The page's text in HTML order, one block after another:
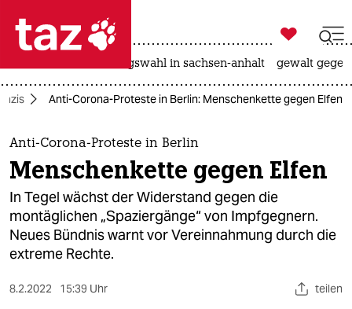
 taz zahl ich
taz zahl ich
themen
politik
öko
gesellschaft
kultur

taz zahl ich
landtagswahl in sachsen-anhalt gewalt
Anti-Corona-Proteste in Berlin: Menschenkette gegen Elfen
Anti-Corona-Proteste in Berlin
Menschenkette gegen Elfen
In Tegel wächst der Widerstand gegen die
montäglichen „Spaziergänge“ von Impfgegnern.
Neues Bündnis warnt vor Vereinnahmung durch die
extreme Rechte.
8.2.2022 15:39 Uhr teilen